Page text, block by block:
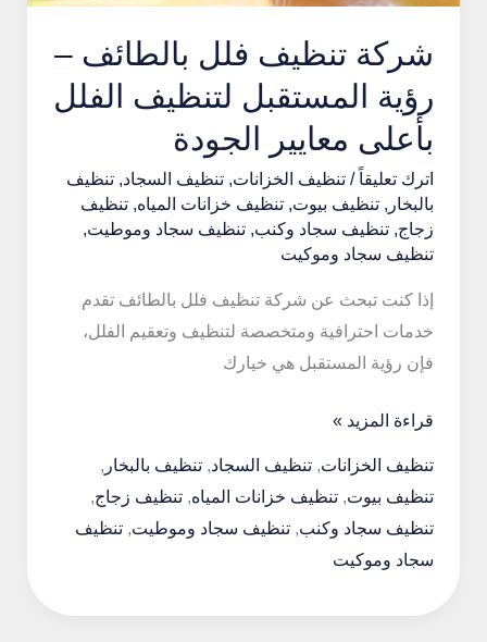
شركة تنظيف فلل بالطائف –
رؤية المستقبل لتنظيف الفلل
بأعلى معايير الجودة
اترك تعليقاً / تنظيف الخزانات, تنظيف السجاد, تنظيف
بالبخار , تنظيف بيوت, تنظيف خزانات المياه, تنظيف
زجاج, تنظيف سجاد وكنب, تنظيف سجاد وموطيت,
تنظيف سجاد وموكيت
إذا كنت تبحث عن شركة تنظيف فلل بالطائف تقدم
خدمات احترافية ومتخصصة لتنظيف وتعقيم الفلل،
فإن رؤية المستقبل هي خيارك
شركة
قراءة المزيد »
تنظيف الخزانات, تنظيف السجاد, تنظيف بالبخار ,
تنظيف بيوت, تنظيف خزانات المياه, تنظيف زجاج,
تنظيف سجاد وكنب, تنظيف سجاد وموطيت, تنظيف
سجاد وموكيت